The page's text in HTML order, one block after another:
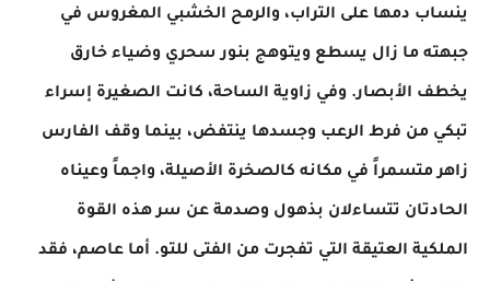
ينساب دمها على التراب، والرمح الخشبي المغروس في
جبهته ما زال يسطع ويتوهج بنور سحري وضياء خارق
يخطف الأبصار. وفي زاوية الساحة، كانت الصغيرة إسراء
تبكي من فرط الرعب وجسدها ينتفض، بينما وقف الفارس
زاهر متسمراً في مكانه كالصخرة الأصيلة، واجماً وعيناه
الحادتان تتساءلان بذهول وصدمة عن سر هذه القوة
الملكية العتيقة التي تفجرت من الفتى للتو. أما عاصم، فقد